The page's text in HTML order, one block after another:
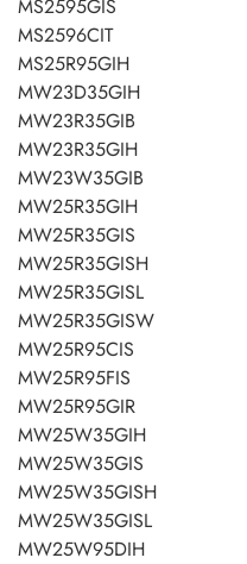
MS2595GIS
MS2596CIT
MS25R95GIH
MW23D35GIH
MW23R35GIB
MW23R35GIH
MW23W35GIB
MW25R35GIH
MW25R35GIS
MW25R35GISH
MW25R35GISL
MW25R35GISW
MW25R95CIS
MW25R95FIS
MW25R95GIR
MW25W35GIH
MW25W35GIS
MW25W35GISH
MW25W35GISL
MW25W95DIH